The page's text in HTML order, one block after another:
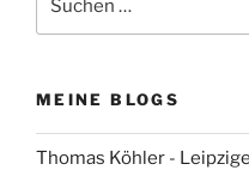
nach:
MEINE BLOGS
Thomas Köhler -